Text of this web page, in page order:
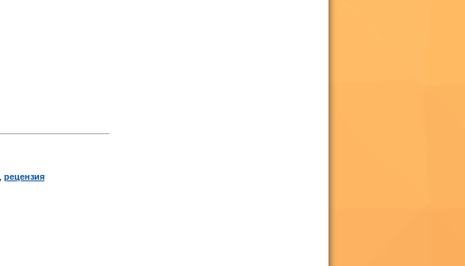
рецензия